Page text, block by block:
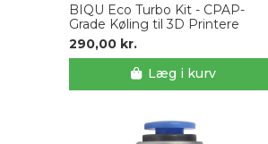
BIQU Eco Turbo Kit - CPAP-
Grade Køling til 3D Printere
290,00 kr.
Læg i kurv